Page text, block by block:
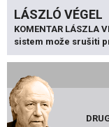
LÁSZLÓ VÉGEL
KOMENTAR LÁSZLA
sistem može srušiti